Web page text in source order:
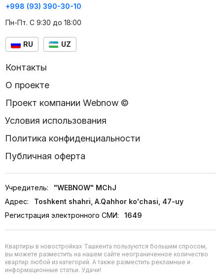
+998 (93) 390-30-10
Пн-Пт. С 9:30 до 18:00
RU UZ
Контакты
О проекте
Проект компании Webnow ©
Условия использования
Политика конфиденциальности
Публичная оферта
Учредитель:
"WEBNOW" MChJ
Адрес:
Toshkent shahri, A.Qahhor ko'chasi, 47-uy
Регистрация электронного СМИ:
1649
Квартиры в новостройках Ташкента пользуются большим спросом,
вы можете разместить на нашем сайте неограниченное количество
квартир любой из категорий. А также разместить рекламные и
информационные статьи. Удачи!